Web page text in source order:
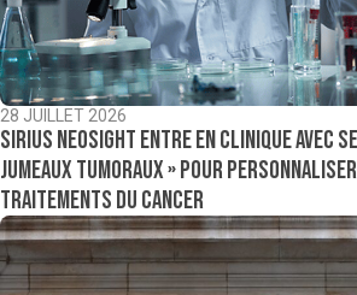
28 JUILLET 2026
Sirius NeoSight entre en clinique avec
jumeaux tumoraux » pour
traitements du cancer